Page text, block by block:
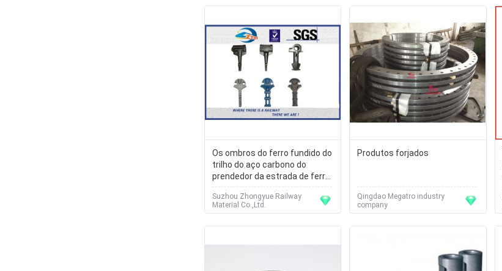
Os ombros do ferro fundido do
trilho do aço carbono do
prendedor da estrada de ferro
soldam em ombros
Suzhou Zhongyue Railway
Material Co.,Ltd.
Produtos forjados
Qingdao Megatro industry
company